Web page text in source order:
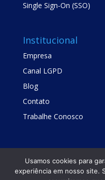
Single Sign-On (SSO)
Institucional
Empresa
Canal LGPD
Blog
Contato
Trabalhe Conosco
Usamos cookies para
experiência em nosso site.